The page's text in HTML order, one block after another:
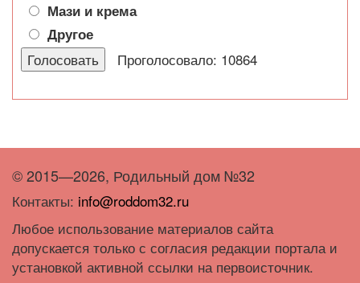
Мази и крема
Другое
Проголосовало: 10864
© 2015—2026, Родильный дом №32
Контакты: info@roddom32.ru
Любое использование материалов сайта
допускается только с согласия редакции портала и
установкой активной ссылки на первоисточник.